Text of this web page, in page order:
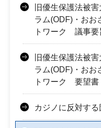
旧優生保護法被
ラム(ODF)・おお
トワーク 議事要
旧優生保護法被
ラム(ODF)・おお
トワーク 要望書
カジノに反対す